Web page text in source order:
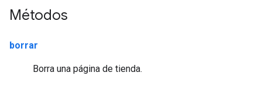
Métodos
borrar
Borra una página de tienda.